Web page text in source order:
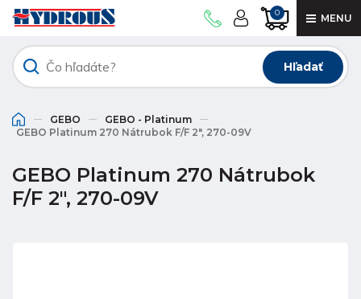
0 MENU
Hľadať
GEBO
GEBO - Platinum
GEBO Platinum 270 Nátrubok F/F 2", 270-09V
GEBO Platinum 270 Nátrubok
F/F 2", 270-09V